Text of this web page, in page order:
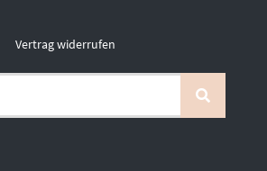
Vertrag widerrufen